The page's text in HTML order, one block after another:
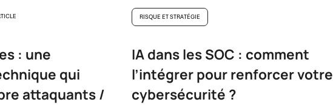
: une
qui
attaquants /
RISQUE ET STRATÉGIE
IA dans les SOC : comment
l’intégrer pour renforcer votre
cybersécurité ?